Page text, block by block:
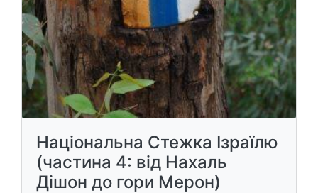
Національна Стежка Ізраїлю
(частина 4: від Нахаль
Дішон до гори Мерон)